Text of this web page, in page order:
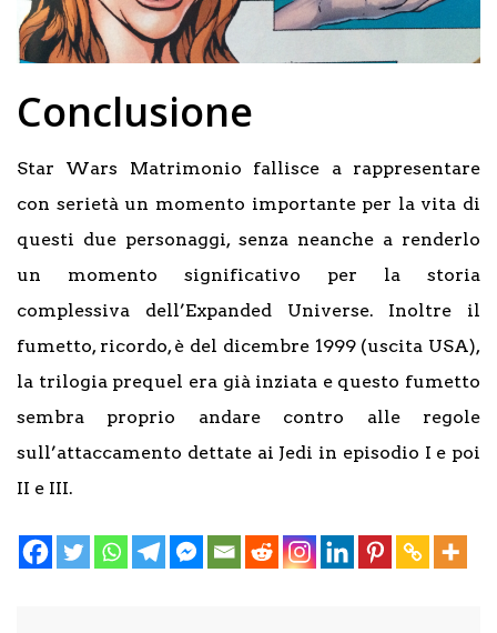
Conclusione
Star Wars Matrimonio fallisce a rappresentare
con serietà un momento importante per la vita di
questi due personaggi, senza neanche a renderlo
un momento significativo per la storia
complessiva dell’Expanded Universe. Inoltre il
fumetto, ricordo, è del dicembre 1999 (uscita USA),
la trilogia prequel era già inziata e questo fumetto
sembra proprio andare contro alle regole
sull’attaccamento dettate ai Jedi in episodio I e poi
II e III.